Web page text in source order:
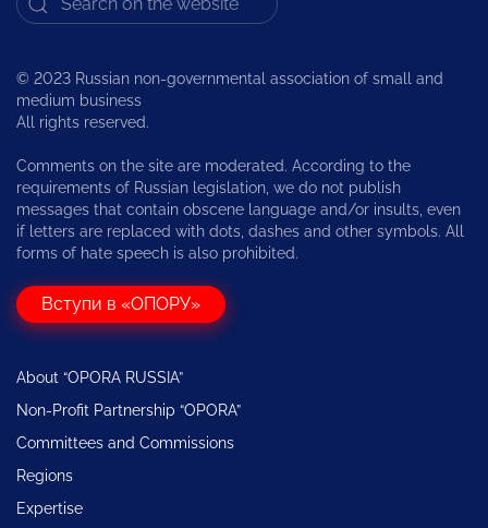
© 2023 Russian non-governmental association of small and
medium business
All rights reserved.
Comments on the site are moderated. According to the
requirements of Russian legislation, we do not publish
messages that contain obscene language and/or insults, even
if letters are replaced with dots, dashes and other symbols. All
forms of hate speech is also prohibited.
Вступи в «ОПОРУ»
About “OPORA RUSSIA”
Non-Profit Partnership “OPORA”
Committees and Commissions
Regions
Expertise